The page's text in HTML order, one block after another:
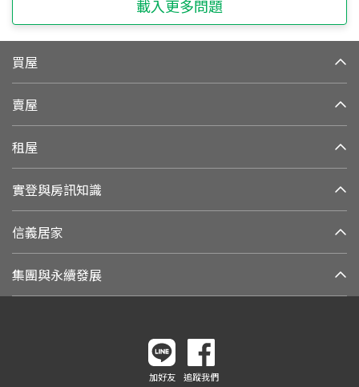
載入更多問題
買屋
賣屋
租屋
實登與房訊知識
信義居家
集團與永續發展
加好友 追蹤我們